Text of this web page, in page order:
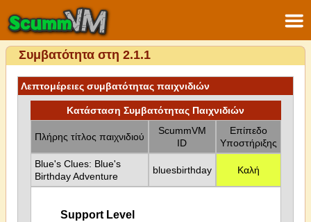
Συμβατότητα στη 2.1.1
Λεπτομέρειες συμβατότητας παιχνιδιών
Κατάσταση Συμβατότητας Παιχνιδιών
Πλήρης τίτλος παιχνιδιού
ScummVM
ID
Επίπεδο
Υποστήριξης
Blue's Clues: Blue's
Birthday Adventure
bluesbirthday Καλή
Support Level